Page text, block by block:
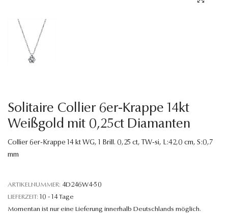
Solitaire Collier 6er-Krappe 14kt
Weißgold mit 0,25ct Diamanten
Collier 6er-Krappe 14 kt WG, 1 Brill. 0,25 ct, TW-si, L:42,0 cm, S:0,7
mm
ARTIKELNUMMER: 4D246W4-50
LIEFERZEIT: 10 - 14 Tage
Momentan ist nur eine Lieferung innerhalb Deutschlands möglich.